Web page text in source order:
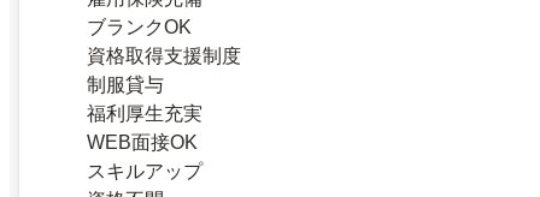
ブランクOK
資格取得支援制度
制服貸与
福利厚生充実
WEB面接OK
スキルアップ